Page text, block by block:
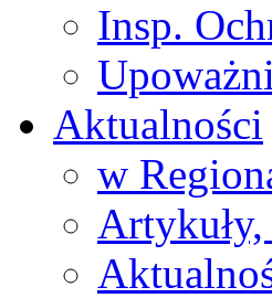
Insp.
Aktualności
w